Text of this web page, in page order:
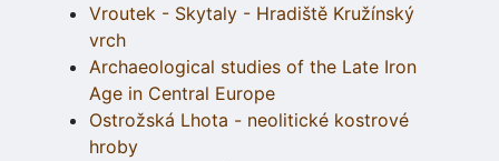
Vroutek - Skytaly - Hradiště Kružínský
vrch
Archaeological studies of the Late Iron
Age in Central Europe
Ostrožská Lhota - neolitické kostrové
hroby